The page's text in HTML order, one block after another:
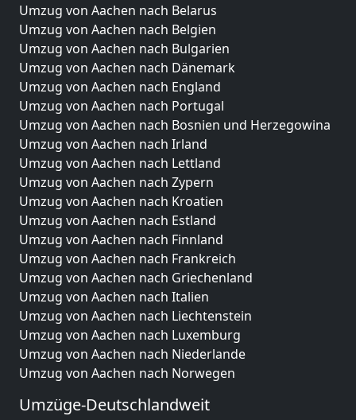
Umzug von Aachen nach Belarus
Umzug von Aachen nach Belgien
Umzug von Aachen nach Bulgarien
Umzug von Aachen nach Dänemark
Umzug von Aachen nach England
Umzug von Aachen nach Portugal
Umzug von Aachen nach Bosnien und Herzegowina
Umzug von Aachen nach Irland
Umzug von Aachen nach Lettland
Umzug von Aachen nach Zypern
Umzug von Aachen nach Kroatien
Umzug von Aachen nach Estland
Umzug von Aachen nach Finnland
Umzug von Aachen nach Frankreich
Umzug von Aachen nach Griechenland
Umzug von Aachen nach Italien
Umzug von Aachen nach Liechtenstein
Umzug von Aachen nach Luxemburg
Umzug von Aachen nach Niederlande
Umzug von Aachen nach Norwegen
Umzüge-Deutschlandweit